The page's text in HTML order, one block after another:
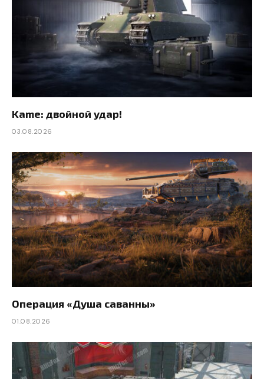
Kame: двойной удар!
03.08.2026
Операция «Душа саванны»
01.08.2026